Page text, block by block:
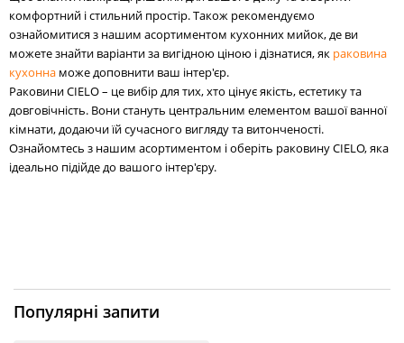
комфортний і стильний простір. Також рекомендуємо
ознайомитися з нашим асортиментом кухонних мийок, де ви
можете знайти варіанти за вигідною ціною і дізнатися, як раковина
кухонна може доповнити ваш інтер'єр.
Раковини CIELO – це вибір для тих, хто цінує якість, естетику та
довговічність. Вони стануть центральним елементом вашої ванної
кімнати, додаючи їй сучасного вигляду та витонченості.
Ознайомтесь з нашим асортиментом і оберіть раковину CIELO, яка
ідеально підійде до вашого інтер'єру.
Популярні запити